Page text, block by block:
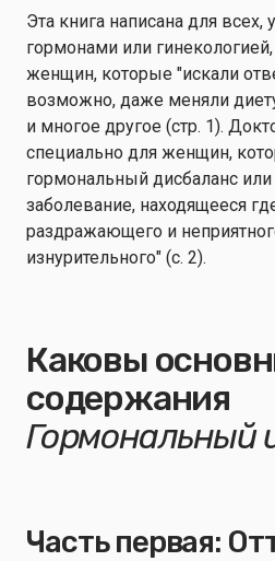
Эта книга написана для
гормонами или
женщин, которые "искали
возможно, даже меняли
и многое другое (стр. 1).
специально для женщин,
гормональный дисбаланс или
заболевание, находящееся
раздражающего и
изнурительного" (с. 2).
Каковы
содержания
Гормональный
Часть первая: